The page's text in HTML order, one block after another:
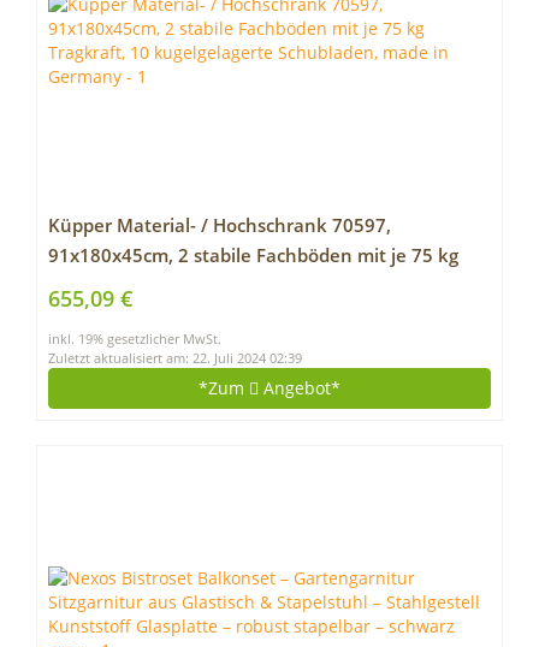
Küpper Material- / Hochschrank 70597,
91x180x45cm, 2 stabile Fachböden mit je 75 kg
Tragkraft, 10 kugelgelagerte Schubladen, made in
Germany
655,09 €
inkl. 19% gesetzlicher MwSt.
Zuletzt aktualisiert am: 22. Juli 2024 02:39
*Zum Angebot*